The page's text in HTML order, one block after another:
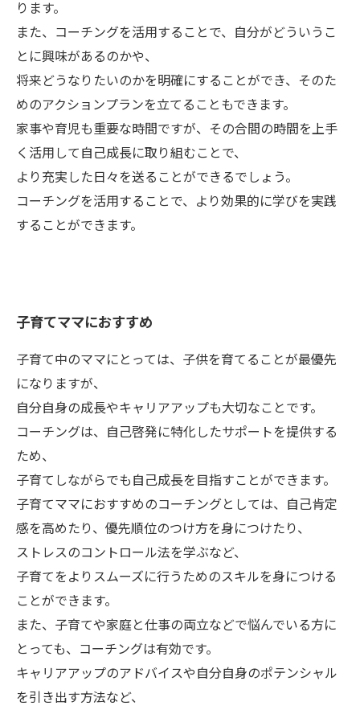
ります。
また、コーチングを活用することで、自分がどういうこ
とに興味があるのかや、
将来どうなりたいのかを明確にすることができ、そのた
めのアクションプランを立てることもできます。
家事や育児も重要な時間ですが、その合間の時間を上手
く活用して自己成長に取り組むことで、
より充実した日々を送ることができるでしょう。
コーチングを活用することで、より効果的に学びを実践
することができます。
子育てママにおすすめ
子育て中のママにとっては、子供を育てることが最優先
になりますが、
自分自身の成長やキャリアアップも大切なことです。
コーチングは、自己啓発に特化したサポートを提供する
ため、
子育てしながらでも自己成長を目指すことができます。
子育てママにおすすめのコーチングとしては、自己肯定
感を高めたり、優先順位のつけ方を身につけたり、
ストレスのコントロール法を学ぶなど、
子育てをよりスムーズに行うためのスキルを身につける
ことができます。
また、子育てや家庭と仕事の両立などで悩んでいる方に
とっても、コーチングは有効です。
キャリアアップのアドバイスや自分自身のポテンシャル
を引き出す方法など、